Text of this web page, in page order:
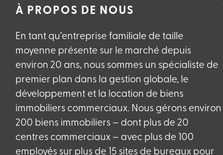
À PROPOS DE NOUS
En tant qu’entreprise familiale de taille
moyenne présente sur le marché depuis
environ 20 ans, nous sommes un spécialiste de
premier plan dans la gestion globale, le
développement et la location de biens
immobiliers commerciaux. Nous gérons environ
200 biens immobiliers – dont plus de 20
centres commerciaux – avec plus de 100
employés sur plus de 15 sites de bureaux pour